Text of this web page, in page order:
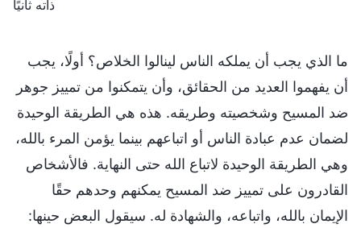
ذاته ثانيًا
ما الذي يجب أن يملكه الناس لينالوا الخلاص؟ أولًا، يجب
أن يفهموا العديد من الحقائق، وأن يتمكنوا من تمييز جوهر
ضد المسيح وشخصيته وطريقه. هذه هي الطريقة الوحيدة
لضمان عدم عبادة الناس أو اتباعهم بينما يؤمن المرء بالله،
وهي الطريقة الوحيدة لاتباع الله حتى النهاية. فالأشخاص
القادرون على تمييز ضد المسيح يمكنهم وحدهم حقًا
الإيمان بالله، واتباعه، والشهادة له. سيقول البعض حينها: